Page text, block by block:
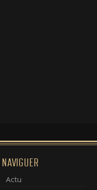
NAVIGUER
Actu